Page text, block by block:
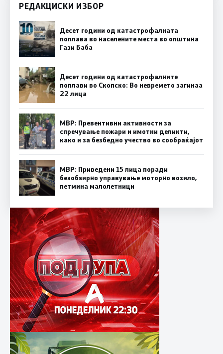
РЕДАКЦИСКИ ИЗБОР
Десет години од катастрофалната
поплава во населените места во општина
Гази Баба
Десет години од катастрофалните
поплави во Скопско: Во невремето загинаа
22 лица
МВР: Превентивни активности за
спречување пожари и имотни деликти,
како и за безбедно учество во сообраќајот
МВР: Приведени 15 лица поради
безобѕирно управување моторно возило,
петмина малолетници